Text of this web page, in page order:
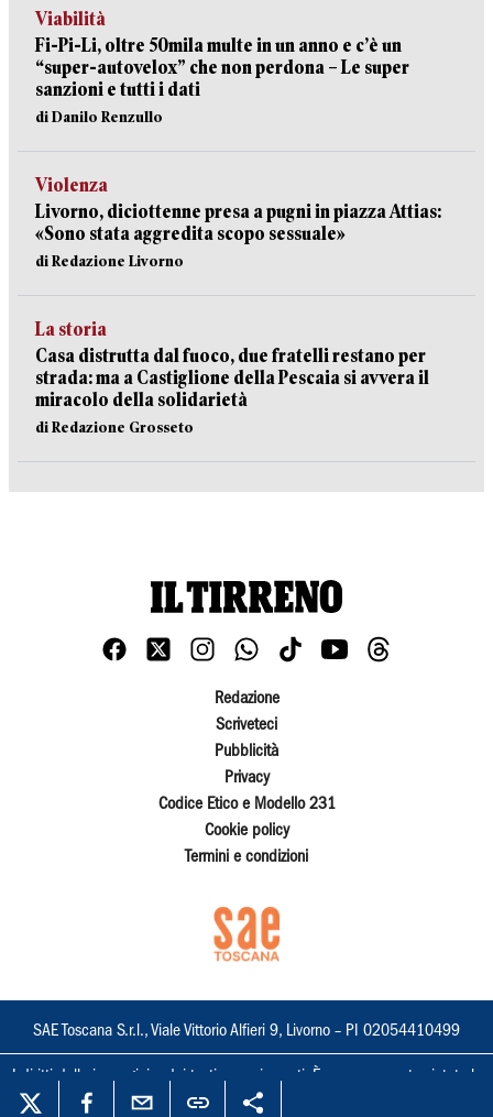
Viabilità
Fi-Pi-Li, oltre 50mila multe in un anno e c’è un
“super-autovelox” che non perdona – Le super
sanzioni e tutti i dati
di Danilo Renzullo
Violenza
Livorno, diciottenne presa a pugni in piazza Attias:
«Sono stata aggredita scopo sessuale»
di Redazione Livorno
La storia
Casa distrutta dal fuoco, due fratelli restano per
strada: ma a Castiglione della Pescaia si avvera il
miracolo della solidarietà
di Redazione Grosseto
Redazione
Scriveteci
Pubblicità
Privacy
Codice Etico e Modello 231
Cookie policy
Termini e condizioni
SAE Toscana S.r.l., Viale Vittorio Alfieri 9, Livorno – PI 02054410499
I diritti delle immagini e dei testi sono riservati. È espressamente vietata la
loro riproduzione con qualsiasi mezzo e l'adattamento totale o parziale.